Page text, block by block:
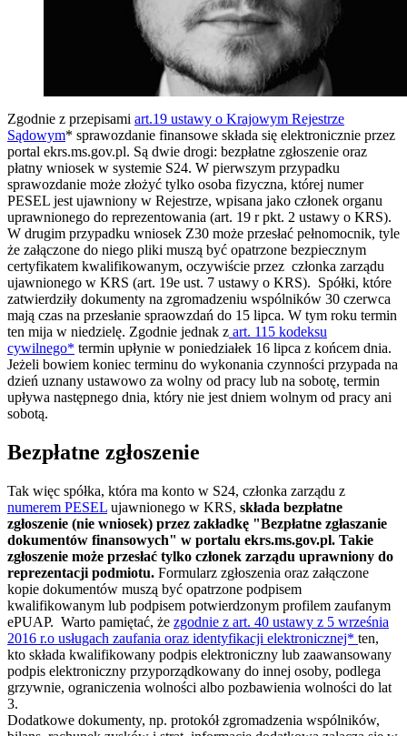
Zgodnie z przepisami art.19 ustawy o Krajowym Rejestrze
Sądowym* sprawozdanie finansowe składa się elektronicznie przez
portal ekrs.ms.gov.pl. Są dwie drogi: bezpłatne zgłoszenie oraz
płatny wniosek w systemie S24. W pierwszym przypadku
sprawozdanie może złożyć tylko osoba fizyczna, której numer
PESEL jest ujawniony w Rejestrze, wpisana jako członek organu
uprawnionego do reprezentowania (art. 19 r pkt. 2 ustawy o KRS).
W drugim przypadku wniosek Z30 może przesłać pełnomocnik, tyle
że załączone do niego pliki muszą być opatrzone bezpiecznym
certyfikatem kwalifikowanym, oczywiście przez członka zarządu
ujawnionego w KRS (art. 19e ust. 7 ustawy o KRS). Spółki, które
zatwierdziły dokumenty na zgromadzeniu wspólników 30 czerwca
mają czas na przesłanie spraowzdań do 15 lipca. W tym roku termin
ten mija w niedzielę. Zgodnie jednak z art. 115 kodeksu
cywilnego* termin upłynie w poniedziałek 16 lipca z końcem dnia.
Jeżeli bowiem koniec terminu do wykonania czynności przypada na
dzień uznany ustawowo za wolny od pracy lub na sobotę, termin
upływa następnego dnia, który nie jest dniem wolnym od pracy ani
sobotą.
Bezpłatne zgłoszenie
Tak więc spółka, która ma konto w S24, członka zarządu z
numerem PESEL ujawnionego w KRS, składa bezpłatne
zgłoszenie (nie wniosek) przez zakładkę "Bezpłatne zgłaszanie
dokumentów finansowych" w portalu ekrs.ms.gov.pl. Takie
zgłoszenie może przesłać tylko członek zarządu uprawniony do
reprezentacji podmiotu. Formularz zgłoszenia oraz załączone
kopie dokumentów muszą być opatrzone podpisem
kwalifikowanym lub podpisem potwierdzonym profilem zaufanym
ePUAP. Warto pamiętać, że zgodnie z art. 40 ustawy z 5 września
2016 r.o usługach zaufania oraz identyfikacji elektronicznej* ten,
kto składa kwalifikowany podpis elektroniczny lub zaawansowany
podpis elektroniczny przyporządkowany do innej osoby, podlega
grzywnie, ograniczenia wolności albo pozbawienia wolności do lat
3.
Dodatkowe dokumenty, np. protokół zgromadzenia wspólników,